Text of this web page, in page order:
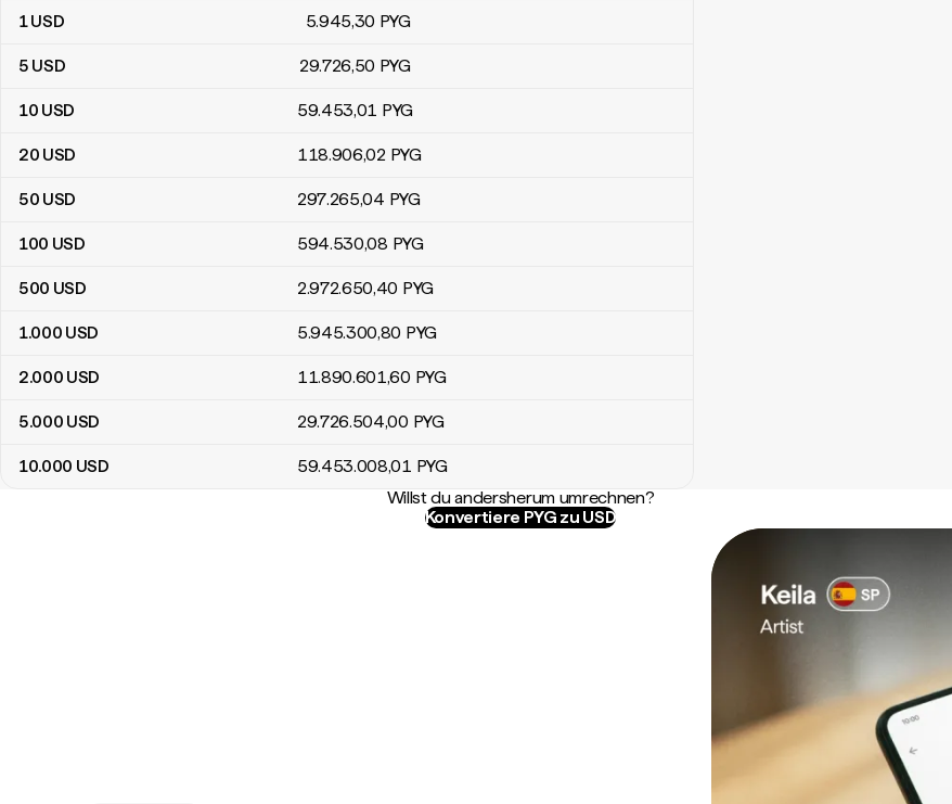
Umrechnungstabelle US-Dollar zu Paraguayische Guaraníes
1USD 5.945,30 PYG
5 USD 29.726,50 PYG
10 USD 59.453,01 PYG
20 USD 118.906,02 PYG
50 USD 297.265,04 PYG
100 USD 594.530,08 PYG
500 USD 2.972.650,40 PYG
1.000 USD 5.945.300,80 PYG
2.000 USD 11.890.601,60 PYG
5.000 USD 29.726.504,00 PYG
10.000 USD 59.453.008,01 PYG
Willst du andersherum umrechnen?
Konvertiere PYG zu USD